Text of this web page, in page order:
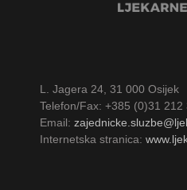
L. Jagera 24, 31 000 Osijek
Telefon/Fax: +385 (0)31 212
Email:
Internetska stranica: